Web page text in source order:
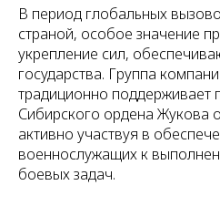
В период глобальных
страной, особое значение
укрепление сил,
государства. Группа
традиционно поддерживает
Сибирского ордена Жукова
активно участвуя в
военнослужащих к
боевых задач.